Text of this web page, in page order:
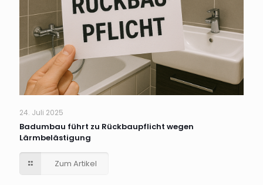
24. Juli 2025
Badumbau führt zu Rückbaupflicht wegen
Lärmbelästigung
Zum Artikel